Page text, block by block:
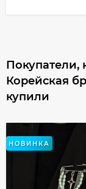
Покупатели,
Корейская
купили
НОВИНКА